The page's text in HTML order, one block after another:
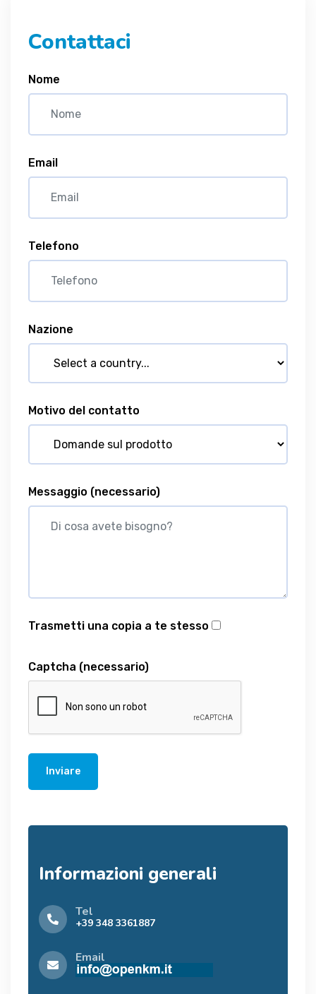
Contattaci
Nome
Email
Telefono
Nazione
Motivo del contatto
Messaggio (necessario)
Trasmetti una copia a te stesso
Captcha (necessario)
Inviare
Informazioni generali
Tel
+39 348 3361887
Email